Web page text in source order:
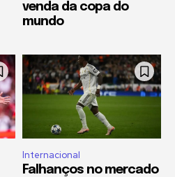
venda da copa do
mundo
Internacional
Falhanços no mercado